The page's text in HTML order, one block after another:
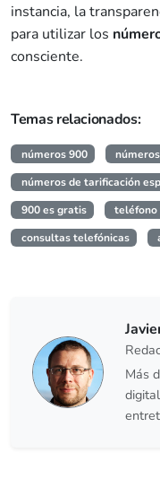
instancia, la
para utilizar los
consciente.
Temas relacionados:
números 900
números de tarificación
900 es gratis
teléfono
consultas telefónicas
Más